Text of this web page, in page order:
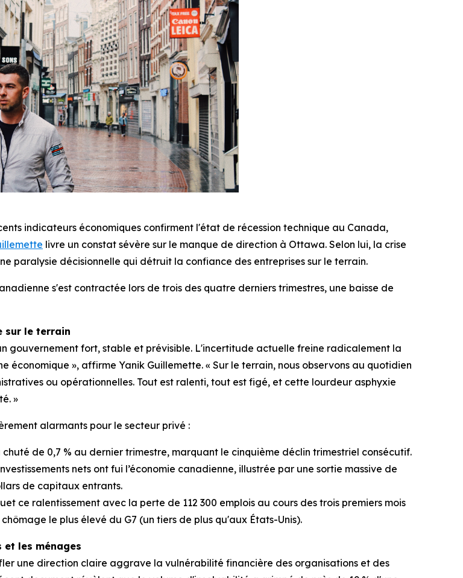
indicateurs économiques confirment l'état de récession technique au Canada,
livre un constat sévère sur le manque de direction à Ottawa. Selon lui, la crise
paralysie décisionnelle qui détruit la confiance des entreprises sur le terrain.
s'est contractée lors de trois des quatre derniers trimestres, une baisse de
sur le terrain
gouvernement fort, stable et prévisible. L'incertitude actuelle freine radicalement la
économique », affirme Yanik Guillemette. « Sur le terrain, nous observons au quotidien
ou opérationnelles. Tout est ralenti, tout est figé, et cette lourdeur asphyxie
»
alarmants pour le secteur privé :
chuté de 0,7 % au dernier trimestre, marquant le cinquième déclin trimestriel consécutif.
nets ont fui l’économie canadienne, illustrée par une sortie massive de
de capitaux entrants.
ce ralentissement avec la perte de 112 300 emplois au cours des trois premiers mois
le plus élevé du G7 (un tiers de plus qu'aux États-Unis).
les ménages
une direction claire aggrave la vulnérabilité financière des organisations et des